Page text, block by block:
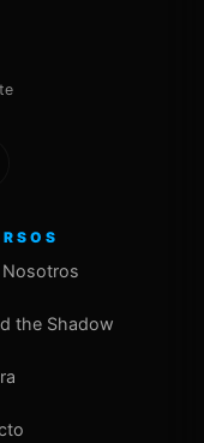
Nosotros
the Shadow